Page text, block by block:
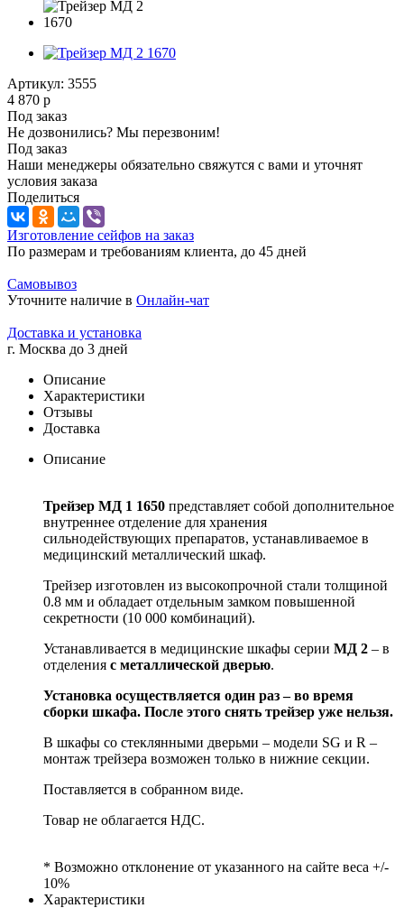
Артикул: 3555
4 870 р
Под заказ
Не дозвонились? Мы перезвоним!
Под заказ
Наши менеджеры обязательно свяжутся с вами и уточнят
условия заказа
Поделиться
Изготовление сейфов на заказ
По размерам и требованиям клиента, до 45 дней
Самовывоз
Уточните наличие в Онлайн-чат
Доставка и установка
г. Москва до 3 дней
Описание
Характеристики
Отзывы
Доставка
Описание
Трейзер МД 1 1650 представляет собой дополнительное
внутреннее отделение для хранения
сильнодействующих препаратов, устанавливаемое в
медицинский металлический шкаф.
Трейзер изготовлен из высокопрочной стали толщиной
0.8 мм и обладает отдельным замком повышенной
секретности (10 000 комбинаций).
Устанавливается в медицинские шкафы серии МД 2 – в
отделения с металлической дверью.
Установка осуществляется один раз – во время
сборки шкафа. После этого снять трейзер уже нельзя.
В шкафы со стеклянными дверьми – модели SG и R –
монтаж трейзера возможен только в нижние секции.
Поставляется в собранном виде.
Товар не облагается НДС.
* Возможно отклонение от указанного на сайте веса +/-
10%
Характеристики